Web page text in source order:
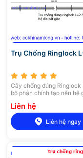
Trụ Chống Ringlock
Cây chống đứng Ringlock
bộ phận chính tạo nên hệ
làm từ thép ống có chiều
khoảng 0,5 – 3m và độ
căn cứ theo tiêu chuẩn.
Liên hệ
Liên hệ ngay